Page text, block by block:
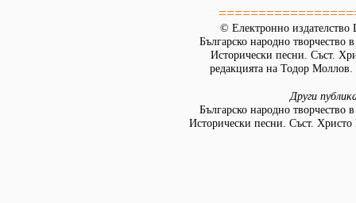
© Електронно издателство
Българско народно творчество
Исторически песни. Съст.
редакцията на Тодор
Други
Българско народно творчество
Исторически песни. Съст.